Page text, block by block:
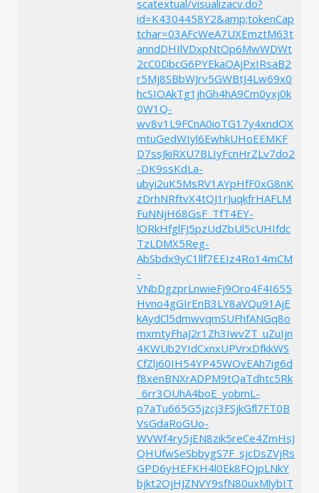
scatextual/visualizacv.do?
id=K4304458Y2&amp;tokenCap
tchar=03AFcWeA7UXEmztM63t
anndDHIlVDxpNtOp6MwWDWt
2cC0DbcG6PYEkaOAjPxIRsaB2
r5Mj8SBbWJrv5GWBtJ4Lw69x0
hcSIOAkTg1jhGh4hA9Cm0yxj0k
0W1Q-
wv8v1L9FCnA0ioTG17y4xndOX
mtuGedWIyl6EwhkUHoEEMKF
D7ssJkiRXU7BLIyFcnHrZLv7do2
-DK9ssKdLa-
ubyi2uK5MsRV1AYpHfF0xG8nK
zDrhNRftvX4tQJ1rJuqkfrHAFLM
FuNNjH68GsF_TfT4EY-
lORkHfglFJ5pzUdZbUl5cUHIfdc
TzLDMX5Reg-
AbSbdx9yC1llf7EEIz4Ro14mCM
-
VNbDgzprLnwieFj9Oro4F4I655
Hvno4gGIrEnB3LY8aVQu91AjE
kAydCl5dmwvqmSUFhfANGq8o
mxmtyFhaJ2r1Zh3IwvZT_uZuIjn
4KWUb2YIdCxnxUPVrxDfkkWS
CfZlj60IH54YP45WOvEAh7ig6d
f8xenBNXrADPM9tQaTdhtc5Rk
_6rr3OUhA4boE_yobmL-
p7aTu665G5jzcj3FSjkGfl7FT0B
VsGdaRoGUo-
WVWf4ry5jEN8zik5reCe4ZmHsJ
QHUfwSeSbbygS7F_sjcDsZVjRs
GPD6yHEFKH4l0Ek8FQjpLNkY
bjkt2OjHJZNVY9sfN80uxMlybIT